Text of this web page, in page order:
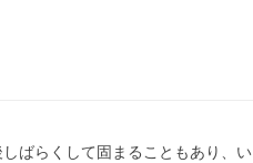
ばらくして固まることもあり、い